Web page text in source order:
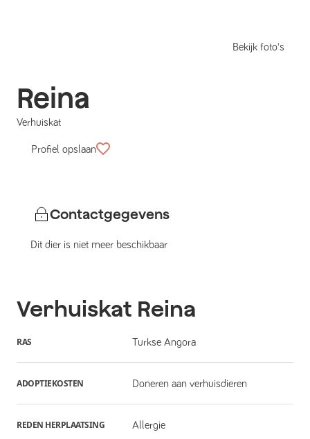
Bekijk foto's
Reina
Verhuiskat
Profiel opslaan
Contactgegevens
Dit dier is niet meer beschikbaar
Verhuiskat Reina
RAS Turkse Angora
ADOPTIEKOSTEN Doneren aan verhuisdieren
REDEN HERPLAATSING Allergie